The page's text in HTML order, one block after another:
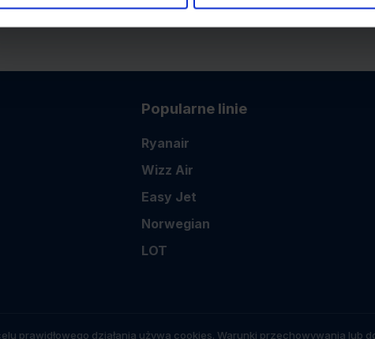
Popularne linie
Ryanair
Wizz Air
Easy Jet
Norwegian
LOT
prawidłowego działania używa cookies. Warunki przechowywania lub